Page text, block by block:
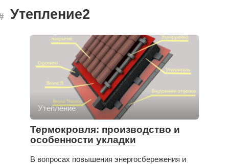
Утепление2
Утепление
Термокровля: производство и
особенности укладки
В вопросах повышения энергосбережения и